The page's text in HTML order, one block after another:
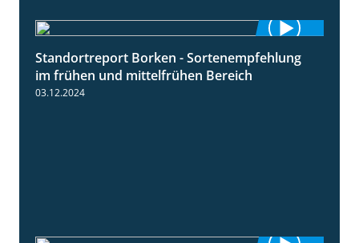
7:53
Standortreport Borken - Sortenempfehlung
im frühen und mittelfrühen Bereich
03.12.2024